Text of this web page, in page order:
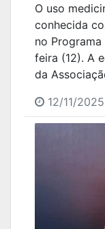
O uso
conhecida
no
feira (12). A
da
12/11/